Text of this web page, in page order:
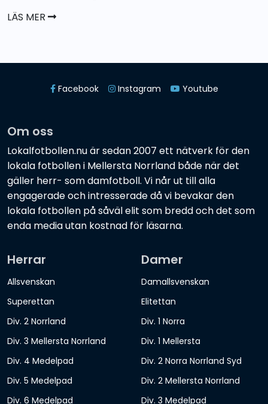
LÄS MER
Facebook Instagram Youtube
Om oss
Lokalfotbollen.nu är sedan 2007 ett nätverk för den
lokala fotbollen i Mellersta Norrland både när det
gäller herr- som damfotboll. Vi når ut till alla
engagerade och intresserade då vi bevakar den
lokala fotbollen på såväl elit som bredd och det som
enda media utan kostnad för läsarna.
Herrar
Allsvenskan
Superettan
Div. 2 Norrland
Div. 3 Mellersta Norrland
Div. 4 Medelpad
Div. 5 Medelpad
Div. 6 Medelpad
Damer
Damallsvenskan
Elitettan
Div. 1 Norra
Div. 1 Mellersta
Div. 2 Norra Norrland Syd
Div. 2 Mellersta Norrland
Div. 3 Medelpad